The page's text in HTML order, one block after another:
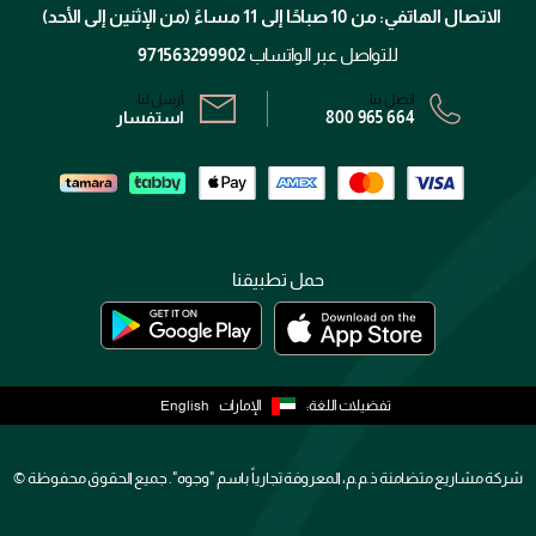
الشروط و الأحكام
سياسة الخصوصية
الاتصال الهاتفي: من 10 صباحًا إلى 11 مساءً (من الإثنين إلى الأحد)
للتواصل عبر الواتساب 971563299902
اتصل بنا:
800 965 664
أرسل لنا:
استفسار
حمل تطبيقنا
تفضيلات اللغة: الإمارات English
شركة مشاريع متضامنة ذ.م.م، المعروفة تجارياً باسم "وجوه". جميع الحقوق محفوظة ©